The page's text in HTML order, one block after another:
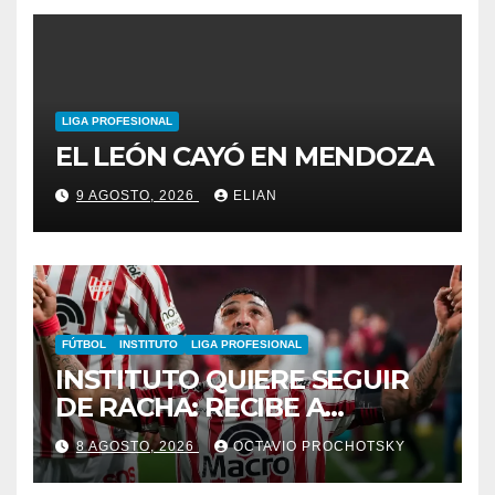
LIGA PROFESIONAL
EL LEÓN CAYÓ EN MENDOZA
9 AGOSTO, 2026 ELIAN
FÚTBOL INSTITUTO LIGA PROFESIONAL
INSTITUTO QUIERE SEGUIR
DE RACHA: RECIBE A
GIMNASIA DE MENDOZA EN
ALTA CÓRDOBA
8 AGOSTO, 2026 OCTAVIO PROCHOTSKY